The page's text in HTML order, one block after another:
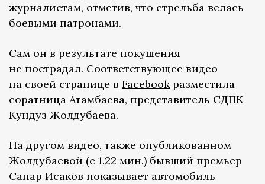
журналистам, отметив, что стрельба велась
боевыми патронами.
Сам он в результате покушения
не пострадал. Соответствующее видео
на своей странице в Facebookразместила
соратница Атамбаева, представитель СДПК
Кундуз Жолдубаева.
На другом видео, также опубликованном
Жолдубаевой (с 1.22 мин.) бывший премьер
Сапар Исаков показывает автомобиль